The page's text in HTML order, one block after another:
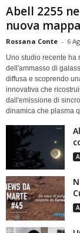
Abell 2255
nuova
Rossana Conte - 6
Uno studio recente ha
dell'ammasso di
diffusa e scoprendo
innovativa che
dall'emissione di
dinamica che plasma